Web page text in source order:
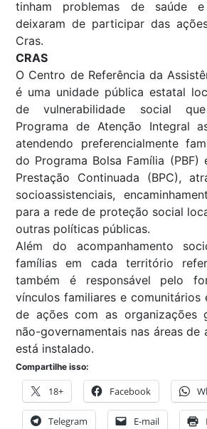
tinham problemas de saúde
deixaram de participar das
Cras.
CRAS
O Centro de Referência da
é uma unidade pública estatal
de vulnerabilidade social
Programa de Atenção Integral
atendendo preferencialmente
do Programa Bolsa Família
Prestação Continuada (BPC),
socioassistenciais,
para a rede de proteção social
outras políticas públicas.
Além do acompanhamento
famílias em cada território
também é responsável pelo
vínculos familiares e comunitários
de ações com as organizações
não-governamentais nas áreas de
está instalado.
Compartilhe isso:
18+ Facebook
Telegram E-mail